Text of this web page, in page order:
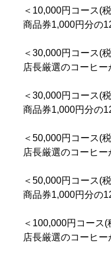
＜10,000円コース(
商品券1,000円分の
＜30,000円コース(
店長厳選のコーヒ
＜30,000円コース(
商品券1,000円分の
＜50,000円コース(
店長厳選のコーヒ
＜50,000円コース(
商品券1,000円分の
＜100,000円コース
店長厳選のコーヒ